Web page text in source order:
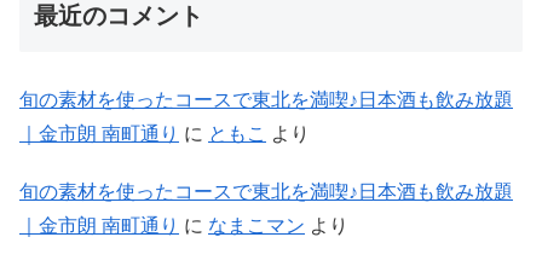
最近のコメント
旬の素材を使ったコースで東北を満喫♪日本酒も飲み放題
｜金市朗 南町通り に ともこ より
旬の素材を使ったコースで東北を満喫♪日本酒も飲み放題
｜金市朗 南町通り に なまこマン より